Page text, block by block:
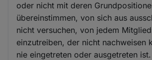
oder nicht mit deren
übereinstimmen, von sich aus
nicht versuchen, von jedem
einzutreiben, der nicht nachweisen
nie eingetreten oder ausgetreten ist.